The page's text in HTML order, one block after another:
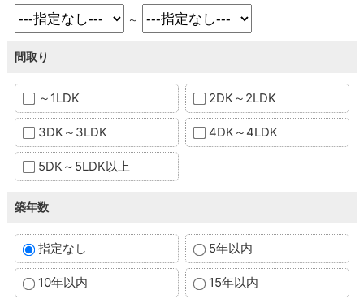
～
間取り
～1LDK 2DK～2LDK
3DK～3LDK 4DK～4LDK
5DK～5LDK以上
築年数
指定なし 5年以内
10年以内 15年以内